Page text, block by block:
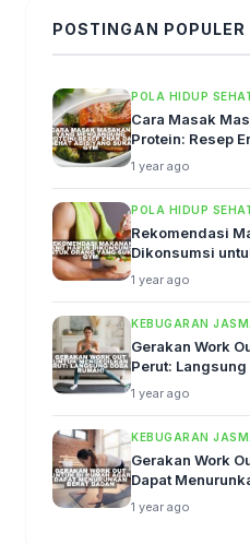
POSTINGAN POPULER
POLA HIDUP
Cara Masak
Protein: Resep
1 year ago
POLA HIDUP
Rekomendasi
Dikonsumsi
1 year ago
KEBUGARAN
Gerakan Work
Perut:
1 year ago
KEBUGARAN
Gerakan Work
Dapat
1 year ago